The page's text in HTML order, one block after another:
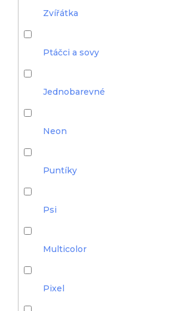
Zvířátka
Ptáčci a sovy
Jednobarevné
Neon
Puntíky
Psi
Multicolor
Pixel